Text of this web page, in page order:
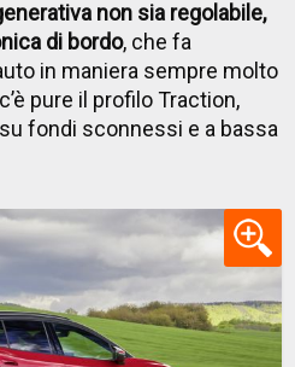
non sia regolabile,
di bordo, che fa
in maniera sempre molto
pure il profilo Traction,
fondi sconnessi e a bassa